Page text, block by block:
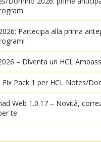
Partecipa alla prima
– Diventa un HCL
Fix Pack 1 per HCL Notes/
Web 1.0.17 – Novità,
te